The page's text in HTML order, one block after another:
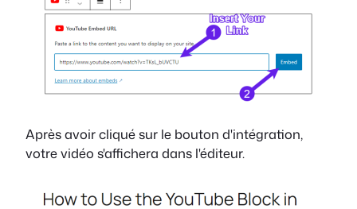
Après avoir cliqué sur le bouton d'intégration,
votre vidéo s'affichera dans l'éditeur.